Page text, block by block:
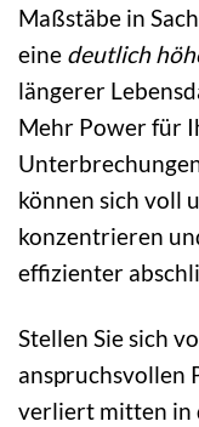
Maßstäbe in
eine deutlich
längerer
Mehr Power für
können sich voll
konzentrieren
effizienter
Stellen Sie sich
anspruchsvollen
verliert mitten in